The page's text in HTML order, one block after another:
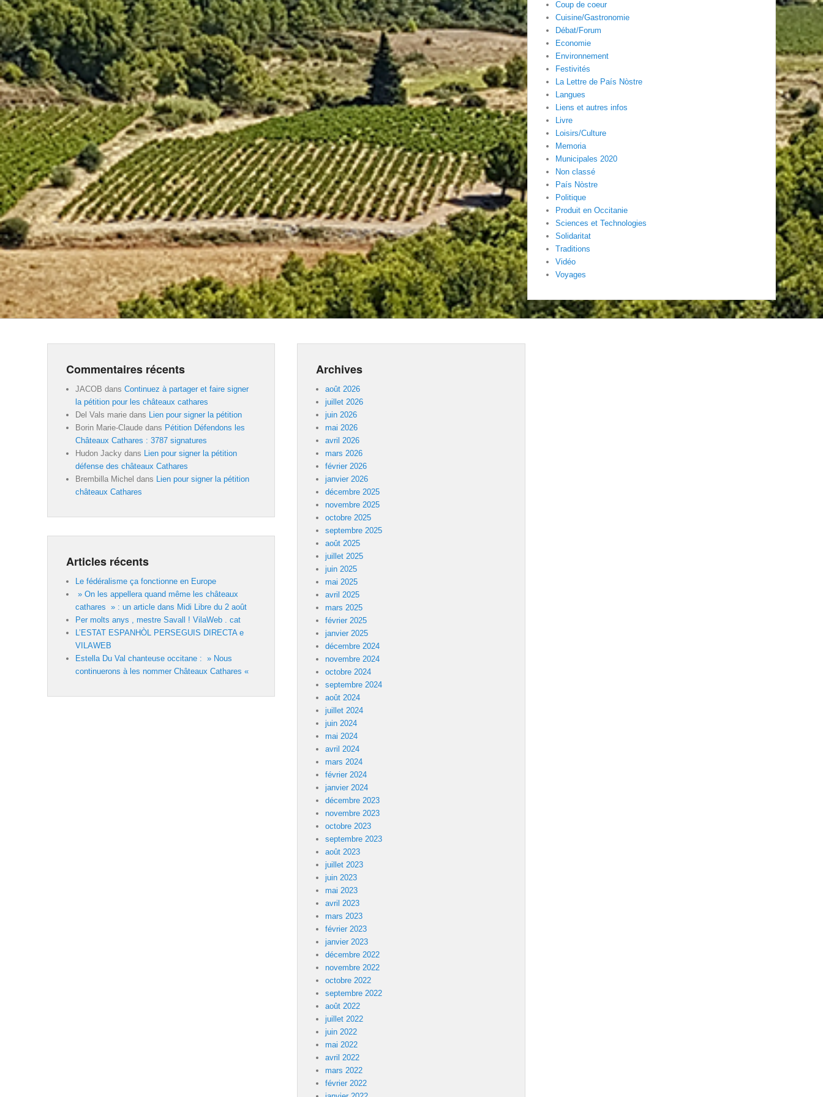
Coup de coeur
Cuisine/Gastronomie
Débat/Forum
Economie
Environnement
Festivités
La Lettre de País Nòstre
Langues
Liens et autres infos
Livre
Loisirs/Culture
Memoria
Municipales 2020
Non classé
País Nòstre
Politique
Produit en Occitanie
Sciences et Technologies
Solidaritat
Traditions
Vidéo
Voyages
Commentaires récents
JACOB dans Continuez à partager et faire signer
la pétition pour les châteaux cathares
Del Vals marie dans
Lien pour signer la pétition
Borin Marie-Claude dans Pétition Défendons les
Châteaux Cathares : 3787 signatures
Hudon Jacky dans
Lien pour signer la pétition
défense des châteaux Cathares
Brembilla Michel dans
Lien pour signer la pétition
châteaux Cathares
Articles récents
Le fédéralisme ça fonctionne en Europe
» On les appellera quand même les châteaux
cathares » : un article dans Midi Libre du 2 août
Per molts anys , mestre Savall ! VilaWeb . cat
L’ESTAT ESPANHÒL PERSEGUIS DIRECTA e
VILAWEB
Estella Du Val chanteuse occitane : » Nous
continuerons à les nommer Châteaux Cathares «
Archives
août 2026
juillet 2026
juin 2026
mai 2026
avril 2026
mars 2026
février 2026
janvier 2026
décembre 2025
novembre 2025
octobre 2025
septembre 2025
août 2025
juillet 2025
juin 2025
mai 2025
avril 2025
mars 2025
février 2025
janvier 2025
décembre 2024
novembre 2024
octobre 2024
septembre 2024
août 2024
juillet 2024
juin 2024
mai 2024
avril 2024
mars 2024
février 2024
janvier 2024
décembre 2023
novembre 2023
octobre 2023
septembre 2023
août 2023
juillet 2023
juin 2023
mai 2023
avril 2023
mars 2023
février 2023
janvier 2023
décembre 2022
novembre 2022
octobre 2022
septembre 2022
août 2022
juillet 2022
juin 2022
mai 2022
avril 2022
mars 2022
février 2022